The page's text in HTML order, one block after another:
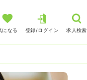
になる 登録/ログイン 求人検索